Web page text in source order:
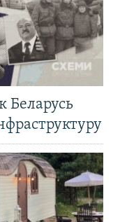
Беларусь